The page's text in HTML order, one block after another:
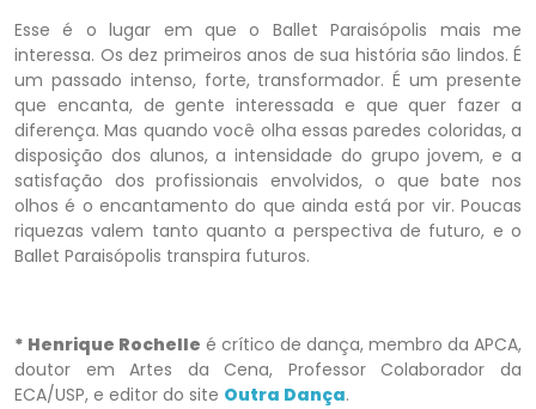
Esse é o lugar em que o Ballet Paraisópolis mais me
interessa. Os dez primeiros anos de sua história são lindos. É
um passado intenso, forte, transformador. É um presente
que encanta, de gente interessada e que quer fazer a
diferença. Mas quando você olha essas paredes coloridas, a
disposição dos alunos, a intensidade do grupo jovem, e a
satisfação dos profissionais envolvidos, o que bate nos
olhos é o encantamento do que ainda está por vir. Poucas
riquezas valem tanto quanto a perspectiva de futuro, e o
Ballet Paraisópolis transpira futuros.
* Henrique Rochelle é crítico de dança, membro da APCA,
doutor em Artes da Cena, Professor Colaborador da
ECA/USP, e editor do site Outra Dança.